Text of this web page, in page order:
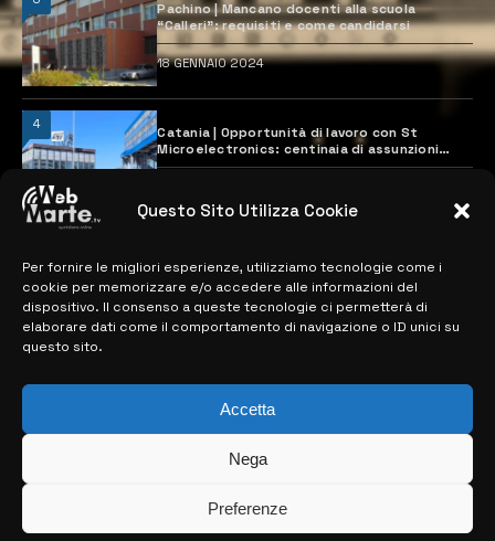
Questo Sito Utilizza Cookie
Per fornire le migliori esperienze, utilizziamo tecnologie come i
cookie per memorizzare e/o accedere alle informazioni del
dispositivo. Il consenso a queste tecnologie ci permetterà di
elaborare dati come il comportamento di navigazione o ID unici su
questo sito.
Accetta
Nega
Preferenze
Pachino | Mancano docenti alla scuola
“Calleri”: requisiti e come candidarsi
18 GENNAIO 2024
4
Catania | Opportunità di lavoro con St
Microelectronics: centinaia di assunzioni
previste
MAPPA DEL SITO
> NOTIZIE